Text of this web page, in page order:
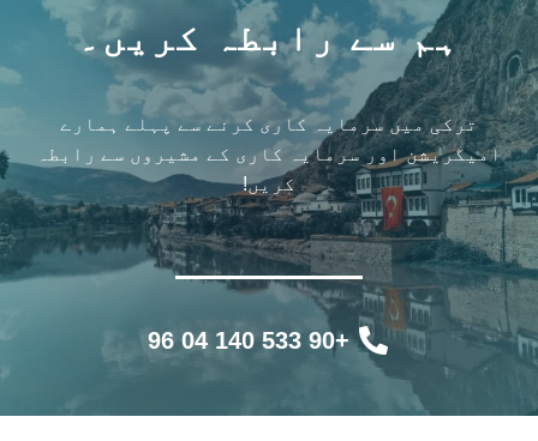
ہم سے رابطہ کریں۔
ترکی میں سرمایہ کاری کرنے سے پہلے ہمارے
امیگریشن اور سرمایہ کاری کے مشیروں سے رابطہ
کریں!
+90 533 140 04 96